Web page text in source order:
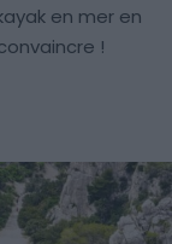
en mer en
!